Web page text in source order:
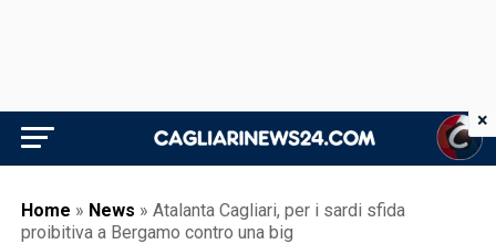
Home » News » Atalanta Cagliari, per i sardi sfida
proibitiva a Bergamo contro una big
×